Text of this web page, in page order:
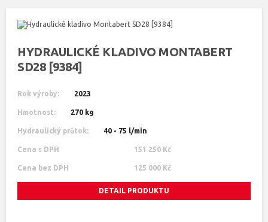
HYDRAULICKÉ KLADIVO MONTABERT
SD28 [9384]
Rok výroby: 2023
Hmotnost: 270 kg
Hydraulický průtok: 40 - 75 l/min
Cena s DPH 151 250 Kč
Cena bez DPH 125 000 Kč
DETAIL PRODUKTU